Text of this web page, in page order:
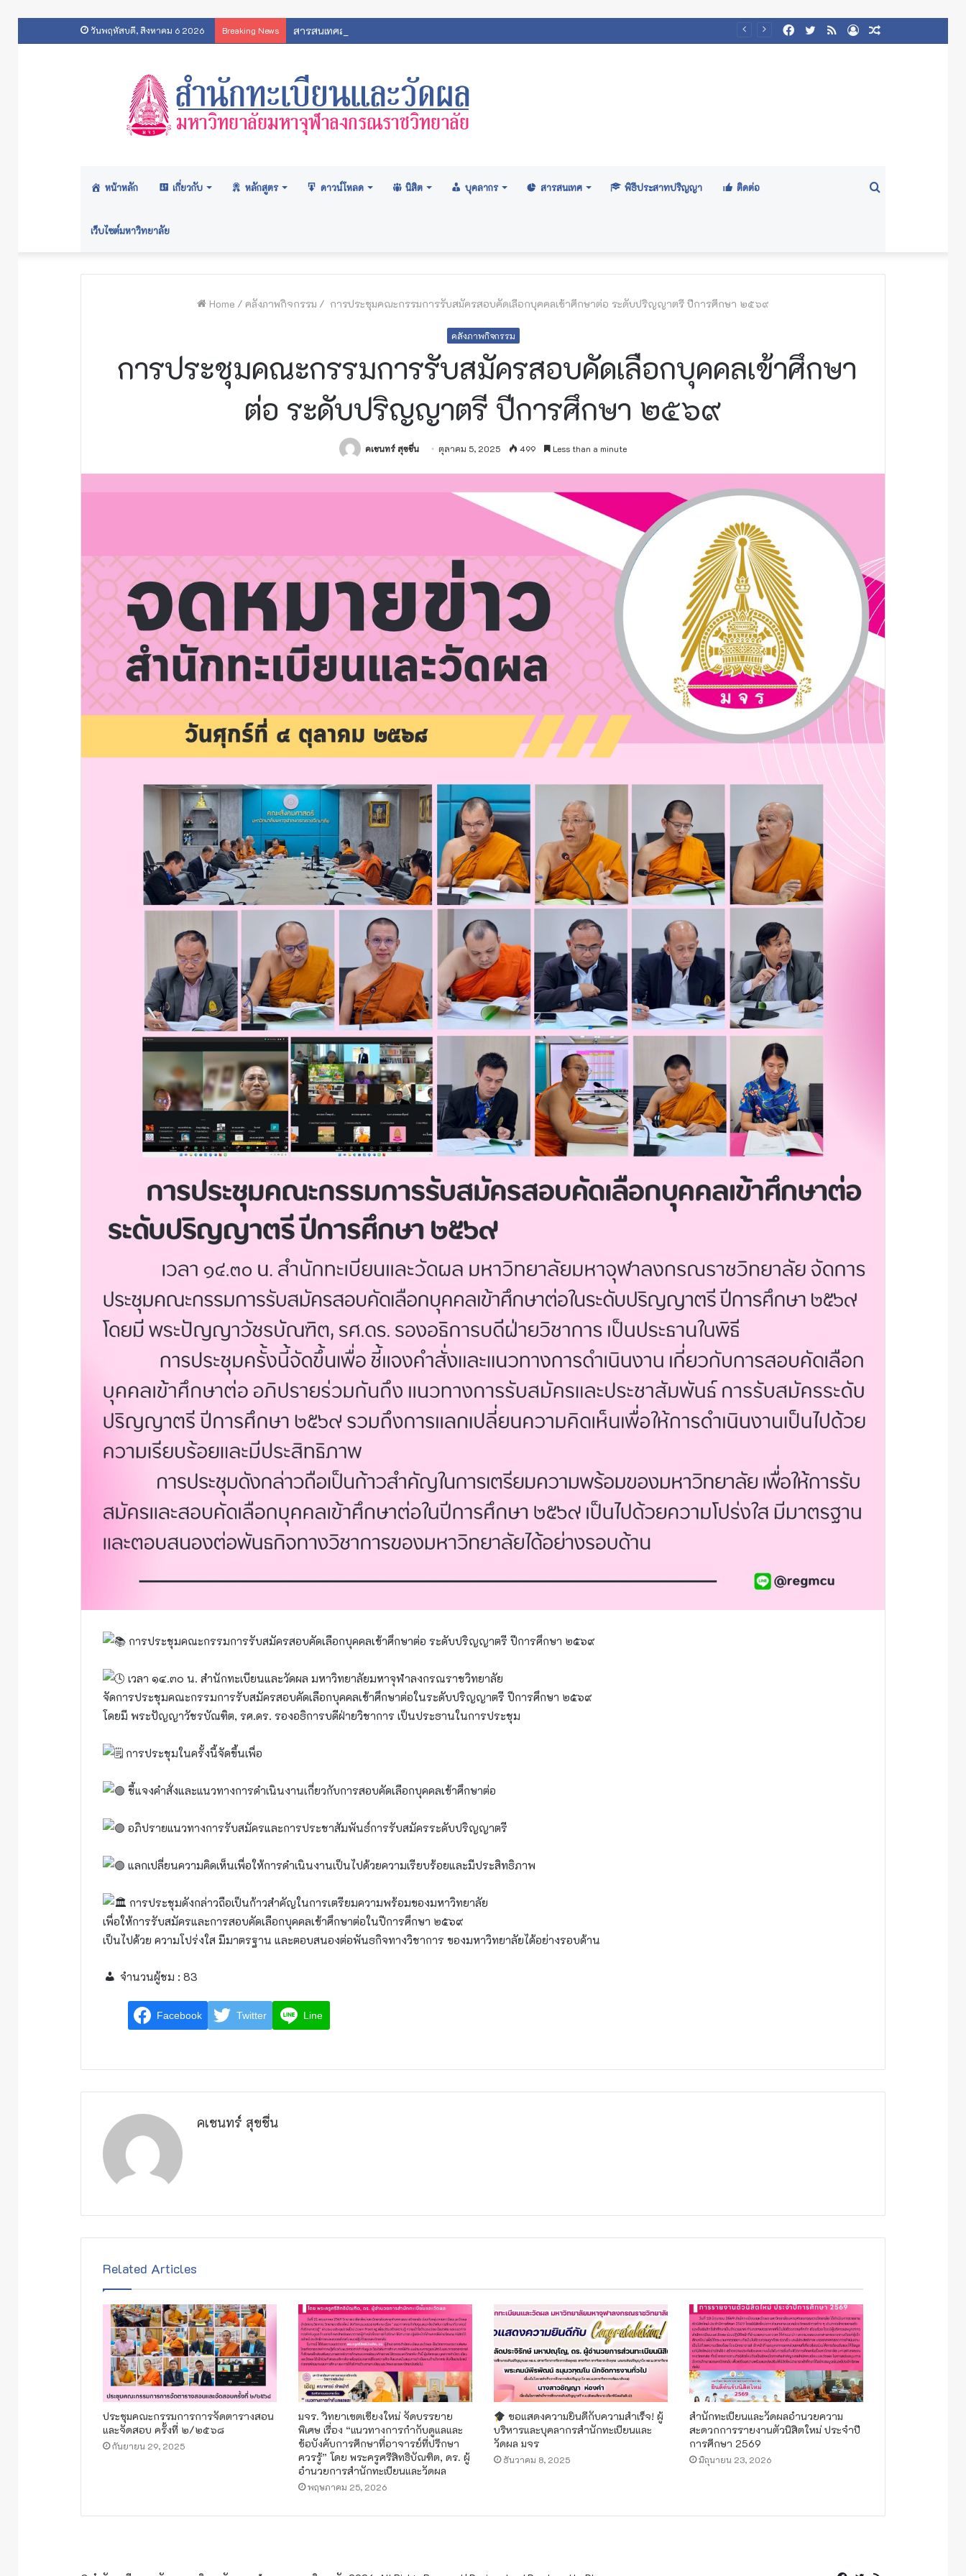
วันพฤหัสบดี, สิงหาคม 6 2026 Breaking News สารสนเทศสถิตินิสิตมหาวิทยาลัยมหาจุฬาลงกรณราชวิทยาลัย 2569
Log
RSS
Twitter
Facebook
หน้าหลัก เกี่ยวกับ หลักสูตร ดาวน์โหลด นิสิต บุคลากร สารสนเทศ พิธีประสาทปริญญา ติดต่อ
เว็บไซต์มหาวิทยาลัย
Home / คลังภาพกิจกรรม / การประชุมคณะกรรมการรับสมัครสอบคัดเลือกบุคคลเข้าศึกษาต่อ ระดับปริญญาตรี ปีการศึกษา ๒๕๖๙
คลังภาพกิจกรรม
การประชุมคณะกรรมการรับสมัครสอบคัดเลือกบุคคลเข้าศึกษา
ต่อ ระดับปริญญาตรี ปีการศึกษา ๒๕๖๙
คเชนทร์ สุขชื่น ตุลาคม 5, 2025 499 Less than a minute
การประชุมคณะกรรมการรับสมัครสอบคัดเลือกบุคคลเข้าศึกษาต่อ ระดับปริญญาตรี ปีการศึกษา ๒๕๖๙
เวลา ๑๔.๓๐ น. สำนักทะเบียนและวัดผล มหาวิทยาลัยมหาจุฬาลงกรณราชวิทยาลัย
จัดการประชุมคณะกรรมการรับสมัครสอบคัดเลือกบุคคลเข้าศึกษาต่อในระดับปริญญาตรี ปีการศึกษา ๒๕๖๙
โดยมี พระปัญญาวัชรบัณฑิต, รศ.ดร. รองอธิการบดีฝ่ายวิชาการ เป็นประธานในการประชุม
การประชุมในครั้งนี้จัดขึ้นเพื่อ
ชี้แจงคำสั่งและแนวทางการดำเนินงานเกี่ยวกับการสอบคัดเลือกบุคคลเข้าศึกษาต่อ
อภิปรายแนวทางการรับสมัครและการประชาสัมพันธ์การรับสมัครระดับปริญญาตรี
แลกเปลี่ยนความคิดเห็นเพื่อให้การดำเนินงานเป็นไปด้วยความเรียบร้อยและมีประสิทธิภาพ
การประชุมดังกล่าวถือเป็นก้าวสำคัญในการเตรียมความพร้อมของมหาวิทยาลัย
เพื่อให้การรับสมัครและการสอบคัดเลือกบุคคลเข้าศึกษาต่อในปีการศึกษา ๒๕๖๙
เป็นไปด้วย ความโปร่งใส มีมาตรฐาน และตอบสนองต่อพันธกิจทางวิชาการ ของมหาวิทยาลัยได้อย่างรอบด้าน
จำนวนผู้ชม : 83
Facebook Twitter Line
คเชนทร์ สุขชื่น
Related Articles
ประชุมคณะกรรมการการจัดตารางสอน
และจัดสอบ ครั้งที่ ๒/๒๕๖๘
กันยายน 29, 2025
มจร. วิทยาเขตเชียงใหม่ จัดบรรยาย
พิเศษ เรื่อง “แนวทางการกำกับดูแลและ
ข้อบังคับการศึกษาที่อาจารย์ที่ปรึกษา
ควรรู้” โดย พระครูศรีสิทธิบัณฑิต, ดร. ผู้
อำนวยการสำนักทะเบียนและวัดผล
พฤษภาคม 25, 2026
ขอแสดงความยินดีกับความสำเร็จ! ผู้
บริหารและบุคลากรสำนักทะเบียนและ
วัดผล มจร
ธันวาคม 8, 2025
สำนักทะเบียนและวัดผลอำนวยความ
สะดวกการรายงานตัวนิสิตใหม่ ประจำปี
การศึกษา 2569
มิถุนายน 23, 2026